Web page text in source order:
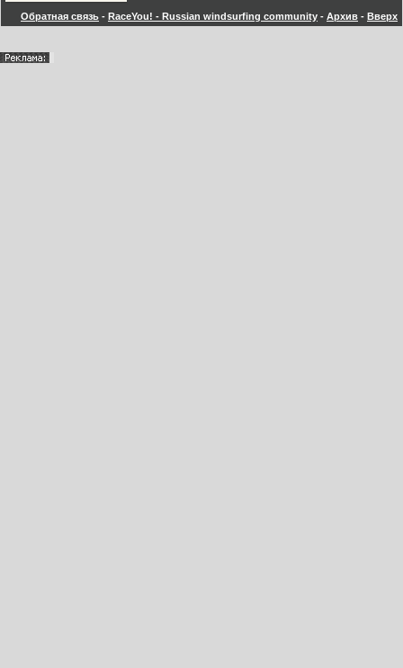
Обратная связь - RaceYou! - Russian windsurfing community - Архив - Вверх